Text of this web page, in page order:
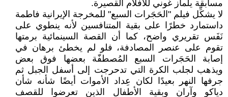
مسابقة يلماز غوني للأفلام القصيرة.
لا يشكِّل فيلم "الحَجَرات السبع" للمخرجة الإيرانية فاطمة
داستمارد خطرًا على بقية المتنافسين لأنه ينطوي على
نَفَس تقريري واضح، كما أن القصة السينمائية برمتها
تقوم على عنصر المصادفة، فلو لم يخطئ برهان في
إصابة الحَجَرات السبع المُصطفّة بعضها فوق بعض
ويذهب لجلب الكرة التي تدحرجت إلى أسفل الجبل ثم
جرفها النهر بعيدًا لكان عِداد الأموات أيضًا شأنه شأن
دياكو وآران وبقية الأطفال الذين تعرضوا للقصف